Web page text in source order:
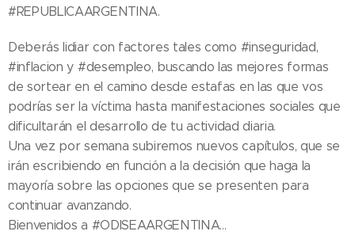
#REPUBLICAARGENTINA.
Deberás lidiar con factores tales como #inseguridad,
#inflacion y #desempleo, buscando las mejores formas
de sortear en el camino desde estafas en las que vos
podrías ser la víctima hasta manifestaciones sociales que
dificultarán el desarrollo de tu actividad diaria.
Una vez por semana subiremos nuevos capítulos, que se
irán escribiendo en función a la decisión que haga la
mayoría sobre las opciones que se presenten para
continuar avanzando.
Bienvenidos a #ODISEAARGENTINA...